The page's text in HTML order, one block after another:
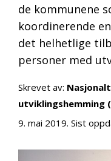
de kommunene
koordinerende
det helhetlige
personer med
Skrevet av:
utviklingshemming
9. mai 2019. Sist